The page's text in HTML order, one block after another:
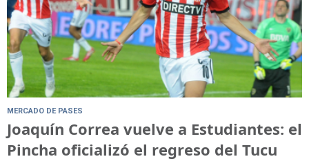
MERCADO DE PASES
Joaquín Correa vuelve a Estudiantes: el
Pincha oficializó el regreso del Tucu